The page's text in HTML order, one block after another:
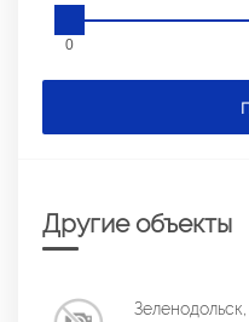
0
Другие объекты